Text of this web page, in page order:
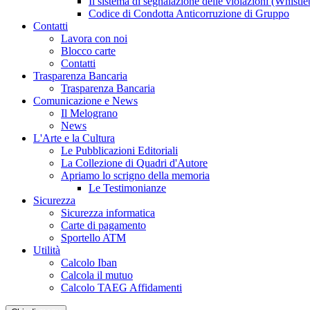
Codice di Condotta Anticorruzione di Gruppo
Contatti
Lavora con noi
Blocco carte
Contatti
Trasparenza Bancaria
Trasparenza Bancaria
Comunicazione e News
Il Melograno
News
L'Arte e la Cultura
Le Pubblicazioni Editoriali
La Collezione di Quadri d'Autore
Apriamo lo scrigno della memoria
Le Testimonianze
Sicurezza
Sicurezza informatica
Carte di pagamento
Sportello ATM
Utilità
Calcolo Iban
Calcola il mutuo
Calcolo TAEG Affidamenti